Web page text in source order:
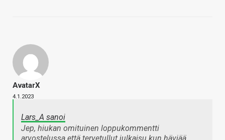
AvatarX
4.1.2023
Lars_A sanoi
Jep, hiukan omituinen loppukommentti